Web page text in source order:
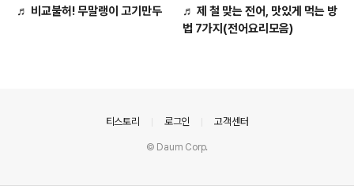
♬ 비교불허! 무말랭이 고기만두
♬ 제 철 맞는 전어, 맛있게 먹는 방
법 7가지(전어요리모음)
티스토리 로그인 고객센터
© Daum Corp.